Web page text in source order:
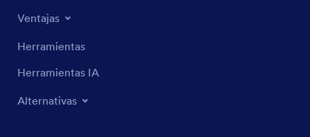
Ventajas
Herramientas
Herramientas IA
Alternativas